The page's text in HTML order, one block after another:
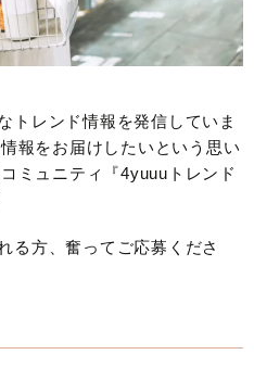
トレンド情報を発信していま
報をお届けしたいという思い
ミュニティ『4yuuuトレンド
る方、奮ってご応募くださ